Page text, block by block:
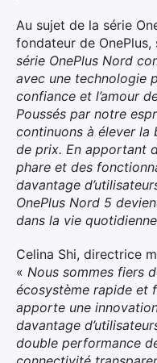
Au sujet de la série
fondateur de OnePlus,
série OnePlus Nord
avec une technologie
confiance et l’amour
Poussés par notre
continuons à élever la
de prix. En apportant
phare et des
davantage
OnePlus Nord 5
dans la vie
Celina Shi, directrice
« Nous sommes fiers
écosystème rapide et
apporte une
davantage
double performance